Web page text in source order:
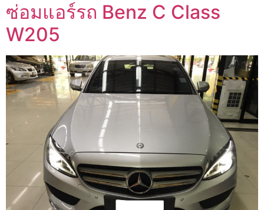
ซ่อมแอร์รถ Benz C Class
W205